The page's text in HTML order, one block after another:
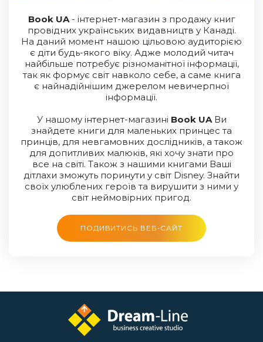
Book UA- інтернет-магазин з продажу книг
провідних українських видавництв у Канаді.
На даний момент нашою цільовою аудиторією
є діти будь-якого віку. Адже молодий читач
найбільше потребує різноманітної інформації,
так як формує світ навколо себе, а саме книга
є найнадійнішим джерелом невичерпної
інформації.
У нашому інтернет-магазині Boоk UAВи
знайдете книги для маленьких принцес та
принців, для невгамовних дослідників, а також
для допитливих малюків, які хочу знати про
все на світі. Також з нашими книгами Ваші
дітлахи зможуть поринути у світ Disney. Знайти
своїх улюблених героїв та вирушити з ними у
світ неймовірних пригод.
ПОДИВИТИСЬ ВЕБ-САЙТ